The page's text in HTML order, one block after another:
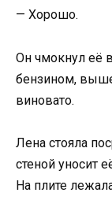
— Хорошо.
Он чмокнул её
бензином,
виновато.
Лена стояла
стеной уносит
На плите